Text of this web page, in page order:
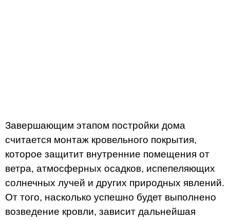
Завершающим этапом постройки дома
считается монтаж кровельного покрытия,
которое защитит внутренние помещения от
ветра, атмосферных осадков, испепеляющих
солнечных лучей и других природных явлений.
От того, насколько успешно будет выполнено
возведение кровли, зависит дальнейшая